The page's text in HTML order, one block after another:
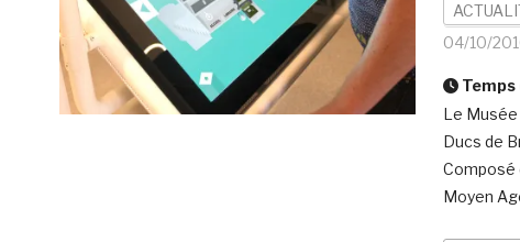
04/10/
Temps
Le Musée
Ducs de
Composé
Moyen